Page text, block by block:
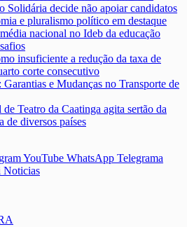
Solidária decide não apoiar candidatos
e pluralismo político em destaque
nacional no Ideb da educação
insuficiente a redução da taxa de
corte consecutivo
e Mudanças no Transporte de
Teatro da Caatinga agita sertão da
de diversos países
YouTube WhatsApp Telegrama